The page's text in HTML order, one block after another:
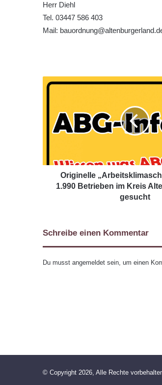
Herr Diehl
Tel. 03447 586 403
Mail:
Originelle
1.990 Betrieben im Kreis
gesucht
Schreibe einen Kommentar
Du musst angemeldet sein, um einen
© Copyright 2026, Alle Rechte